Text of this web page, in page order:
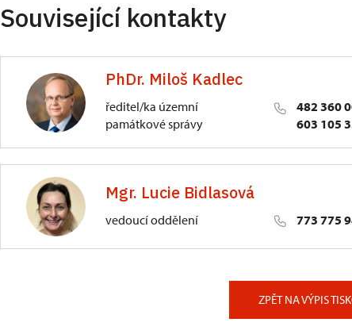
Související kontakty
PhDr. Miloš Kadlec
ředitel/ka územní
památkové správy
482 360
603 105
3/, Sychrov 3Mgr. Lucie Bidlasová
vedoucí oddělení 773 775
ZPĚT NA VÝPIS